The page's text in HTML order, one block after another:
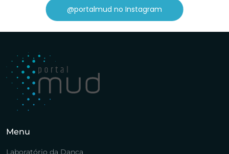
@portalmud no Instagram
Menu
Laboratório da Dança